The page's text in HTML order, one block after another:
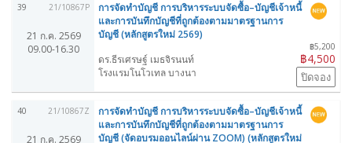
39 21/10867P
21 ก.ค. 2569
09.00-16.30
การจัดทำบัญชี การบริหารระบบจัดซื้อ–บัญชีเจ้าหนี้
และการบันทึกบัญชีที่ถูกต้องตามมาตรฐานการ
บัญชี (หลักสูตรใหม่ 2569)
฿5,200
฿4,500
ดร.ธีรเศรษฐ์ เมธจิรนนท์
โรงแรมโนโวเทล บางนา
ปิดจอง
40 21/10867Z
21 ก.ค. 2569
การจัดทำบัญชี การบริหารระบบจัดซื้อ–บัญชีเจ้าหนี้
และการบันทึกบัญชีที่ถูกต้องตามมาตรฐานการ
บัญชี (จัดอบรมออนไลน์ผ่าน ZOOM) (หลักสูตรใหม่